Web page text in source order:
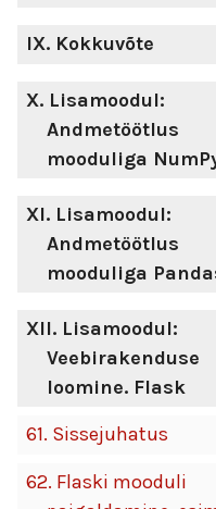
IX. Kokkuvõte
X. Lisamoodul:
Andmetöötlus
mooduliga
XI. Lisamoodul:
Andmetöötlus
mooduliga
XII. Lisamoodul:
Veebirakenduse
loomine. Flask
61. Sissejuhatus
62. Flaski mooduli